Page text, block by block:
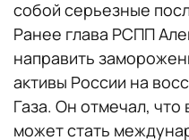
собой серьезные
Ранее глава РСПП
направить
активы России на
Газа. Он отмечал, что
может стать